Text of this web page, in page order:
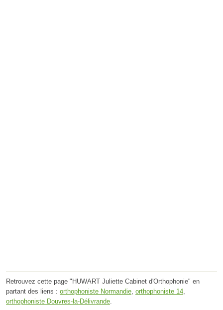
Retrouvez cette page "HUWART Juliette Cabinet d'Orthophonie" en
partant des liens : orthophoniste Normandie, orthophoniste 14,
orthophoniste Douvres-la-Délivrande.